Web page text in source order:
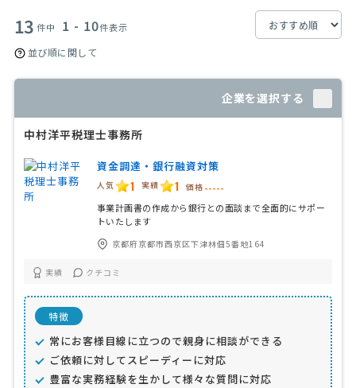
13 件中 1 - 10件表示
並び順に関して
企業を選択する
中村洋平税理士事務所
資金調達・銀行融資対策
人気 1 実績 1 価格 -----
事業計画書の作成から銀行との面談まで全面的にサポー
トいたします
京都府京都市西京区下津林佃5番地164
実績 クチコミ
特徴
常にお客様目線に立つので親身に相談ができる
ご依頼に対してスピーディーに対応
豊富な実務経験を生かして様々な質問に対応